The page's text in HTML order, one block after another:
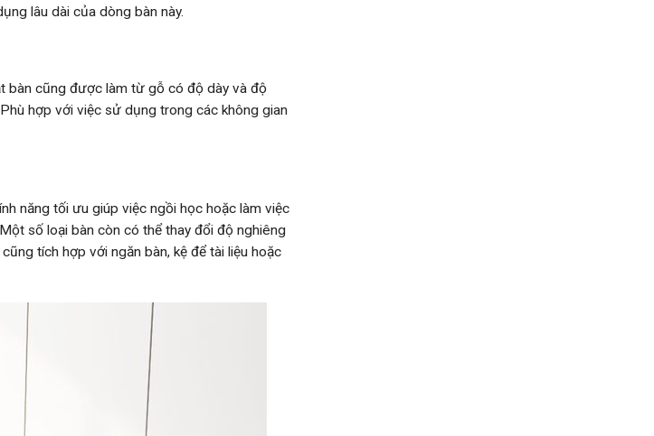
lâu dài của dòng bàn này.
bàn cũng được làm từ gỗ có độ dày và độ
hợp với việc sử dụng trong các không gian
năng tối ưu giúp việc ngồi học hoặc làm việc
số loại bàn còn có thể thay đổi độ nghiêng
tích hợp với ngăn bàn, kệ để tài liệu hoặc